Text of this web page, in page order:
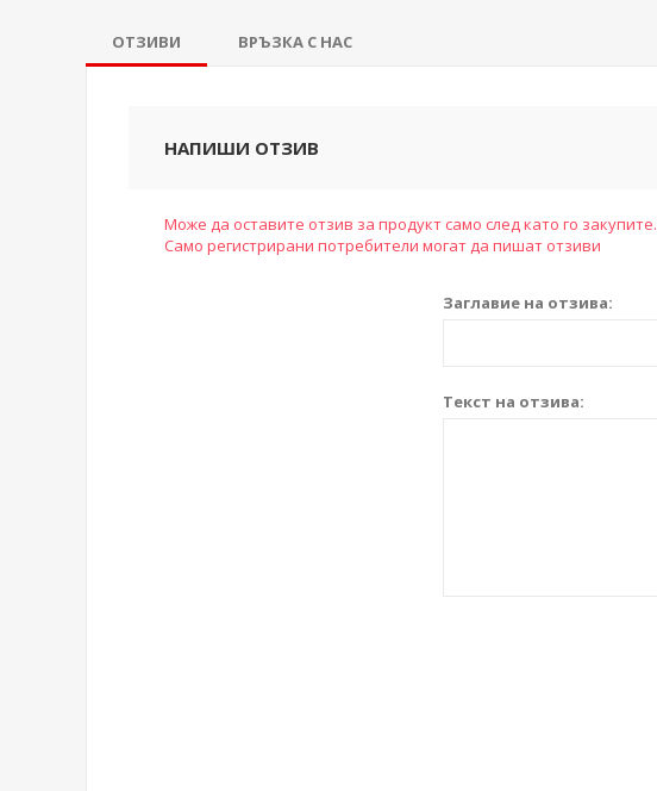
ОТЗИВИ ВРЪЗКА С НАС
НАПИШИ ОТЗИВ
Може да оставите отзив за продукт само след като го закупите.
Само регистрирани потребители могат да пишат отзиви
Заглавие на отзива:
Текст на отзива: